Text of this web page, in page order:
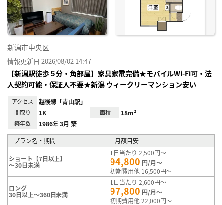
新潟市中央区
情報更新日 2026/08/02 14:47
【新潟駅徒歩５分・角部屋】家具家電完備★モバイルWi-Fi可・法
人契約可能・保証人不要★新潟 ウィークリーマンション安い
アクセス 越後線「青山駅」
間取り 1K 面積 18m²
築年数 1986年 3月 築
プラン名・期間 月額目安
ショート【7日以上】
～30日未満
1日当たり 2,500円～
94,800 円/月～
初期費用他 16,500円～
ロング
30日以上～360日未満
1日当たり 2,600円～
97,800 円/月～
初期費用他 22,000円～